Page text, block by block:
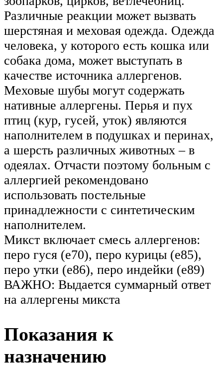
Различные реакции может вызвать
шерстяная и меховая одежда. Одежда
человека, у которого есть кошка или
собака дома, может выступать в
качестве источника аллергенов.
Меховые шубы могут содержать
нативные аллергены. Перья и пух
птиц (кур, гусей, уток) являются
наполнителем в подушках и перинах,
а шерсть различных животных – в
одеялах. Отчасти поэтому больным с
аллергией рекомендовано
использовать постельные
принадлежности с синтетическим
наполнителем.
Микст включает смесь аллергенов:
перо гуся (e70), перо курицы (e85),
перо утки (e86), перо индейки (e89)
ВАЖНО: Выдается суммарный ответ
на аллергены микста
Показания к
назначению